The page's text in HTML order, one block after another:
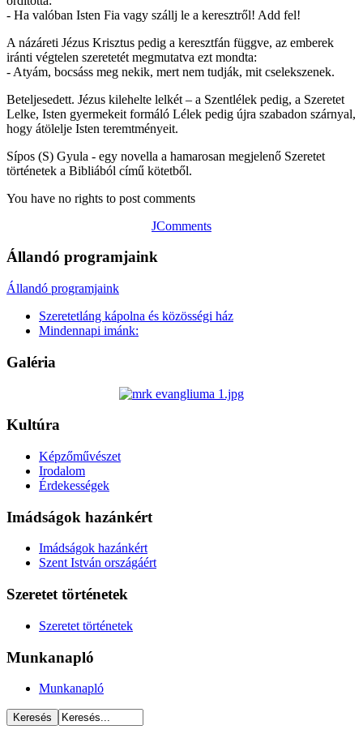
- Ha valóban Isten Fia vagy szállj le a keresztről! Add fel!
A názáreti Jézus Krisztus pedig a keresztfán függve, az emberek
iránti végtelen szeretetét megmutatva ezt mondta:
- Atyám, bocsáss meg nekik, mert nem tudják, mit cselekszenek.
Beteljesedett. Jézus kilehelte lelkét – a Szentlélek pedig, a Szeretet
Lelke, Isten gyermekeit formáló Lélek pedig újra szabadon szárnyal,
hogy átölelje Isten teremtményeit.
Sípos (S) Gyula - egy novella a hamarosan megjelenő Szeretet
történetek a Bibliából című kötetből.
You have no rights to post comments
JComments
Állandó programjaink
Állandó programjaink
Szeretetláng kápolna és közösségi ház
Mindennapi imánk:
Galéria
Kultúra
Képzőművészet
Irodalom
Érdekességek
Imádságok hazánkért
Imádságok hazánkért
Szent István országáért
Szeretet történetek
Szeretet történetek
Munkanapló
Munkanapló